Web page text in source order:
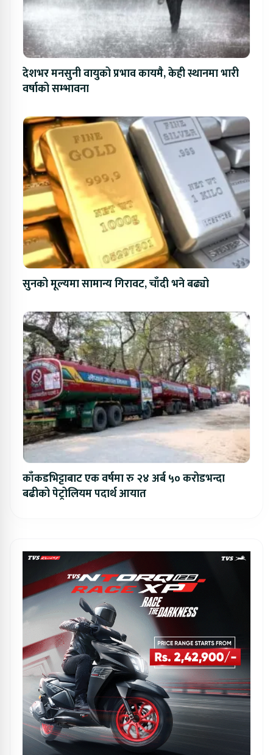
देशभर मनसुनी वायुको प्रभाव कायमै, केही स्थानमा भारी
वर्षाको सम्भावना
सुनको मूल्यमा सामान्य गिरावट, चाँदी भने बढ्यो
काँकडभिट्टाबाट एक वर्षमा रु २४ अर्ब ५० करोडभन्दा
बढीको पेट्रोलियम पदार्थ आयात